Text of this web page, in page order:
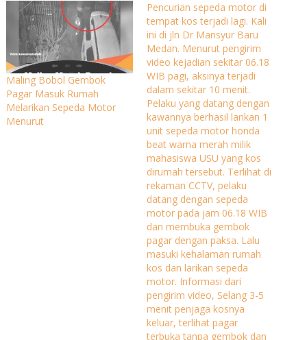
Maling Bobol Gembok
Pagar Masuk Rumah
Melarikan Sepeda Motor
Menurut
Pencurian sepeda motor di
tempat kos terjadi lagi. Kali
ini di jln Dr Mansyur Baru
Medan. Menurut pengirim
video kejadian sekitar 06.18
WIB pagi, aksinya terjadi
dalam sekitar 10 menit.
Pelaku yang datang dengan
kawannya berhasil larikan 1
unit sepeda motor honda
beat warna merah milik
mahasiswa USU yang kos
dirumah tersebut. Terlihat di
rekaman CCTV, pelaku
datang dengan sepeda
motor pada jam 06.18 WIB
dan membuka gembok
pagar dengan paksa. Lalu
masuki kehalaman rumah
kos dan larikan sepeda
motor. Informasi dari
pengirim video, Selang 3-5
menit penjaga kosnya
keluar, terlihat pagar
terbuka tanpa gembok dan